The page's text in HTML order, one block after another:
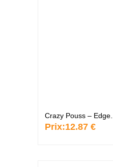
Crazy Pouss – Edge...
Prix:12.87 €